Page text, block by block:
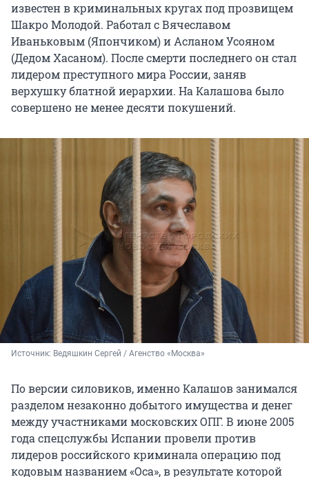
известен в криминальных кругах под прозвищем
Шакро Молодой. Работал с Вячеславом
Иваньковым (Япончиком) и Асланом Усояном
(Дедом Хасаном). После смерти последнего он стал
лидером преступного мира России, заняв
верхушку блатной иерархии. На Калашова было
совершено не менее десяти покушений.
Источник: Ведяшкин Сергей / Агенство «Москва»
По версии силовиков, именно Калашов занимался
разделом незаконно добытого имущества и денег
между участниками московских ОПГ. В июне 2005
года спецслужбы Испании провели против
лидеров российского криминала операцию под
кодовым названием «Оса», в результате которой